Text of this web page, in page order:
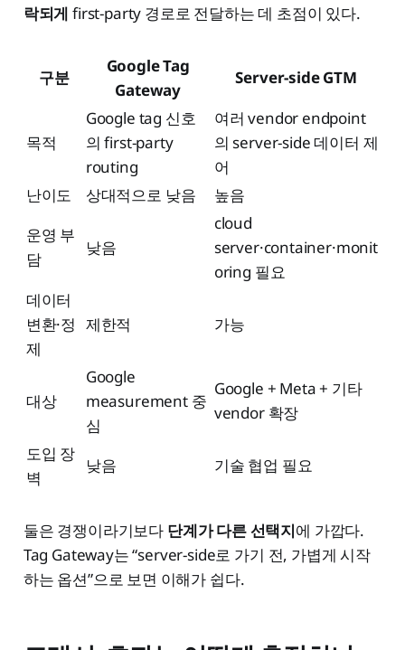
락되게 first-party 경로로 전달하는 데 초점이 있다.
구분
Google Tag
Gateway
Server-side GTM
목적
Google tag 신호
의 first-party
routing
여러 vendor endpoint
의 server-side 데이터 제
어
난이도
상대적으로 낮음
높음
운영 부
담
낮음
cloud
server·container·monit
oring 필요
데이터
변환·정
제
제한적 가능
대상
Google
measurement 중
심
Google + Meta + 기타
vendor 확장
도입 장
벽
낮음 기술 협업 필요
둘은 경쟁이라기보다 단계가 다른 선택지에 가깝다.
Tag Gateway는 “server-side로 가기 전, 가볍게 시작
하는 옵션”으로 보면 이해가 쉽다.